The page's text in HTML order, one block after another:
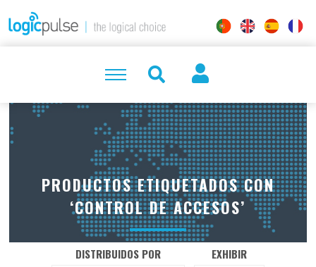
PRODUCTOS ETIQUETADOS CON
‘CONTROL DE ACCESOS’
DISTRIBUIDOS POR EXHIBIR